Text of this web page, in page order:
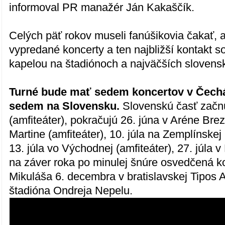
informoval PR manažér Ján Kakaščík.
Celých päť rokov museli fanúšikovia čakať,
vypredané koncerty a ten najbližší kontakt
kapelou na štadiónoch a najväčších
Turné bude mať sedem koncertov v
sedem na Slovensku. Slovenskú časť
(amfiteáter), pokračujú 26. júna v Aréne
Martine (amfiteáter), 10. júla na
13. júla vo Východnej (amfiteáter), 27. júla
na záver roka po minulej šnúre osvedčená
Mikuláša 6. decembra v bratislavskej Tipos
štadióna Ondreja Nepelu.